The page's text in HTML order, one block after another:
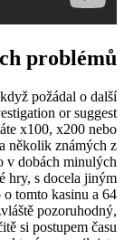
problémů
požádal o další
or suggest
x100, x200 nebo
několik známých z
v dobách minulých
hry, s docela jiným
tomto kasinu a 64
pozoruhodný,
si postupem času